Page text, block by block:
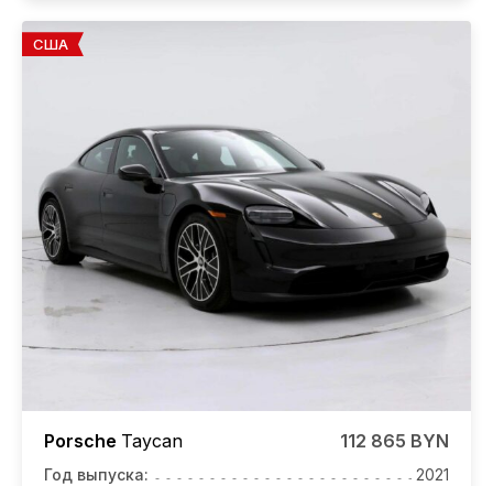
США
Porsche Taycan 112 865 BYN
Год выпуска:
2021